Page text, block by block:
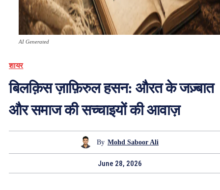
AI Generated
शायर
बिलक़िस ज़ाफ़िरुल हसन: औरत के जज़्बात
और समाज की सच्चाइयों की आवाज़
By Mohd Saboor Ali
June 28, 2026